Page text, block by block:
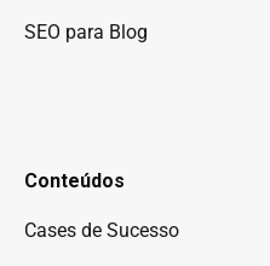
SEO para Blog
Conteúdos
Cases de Sucesso